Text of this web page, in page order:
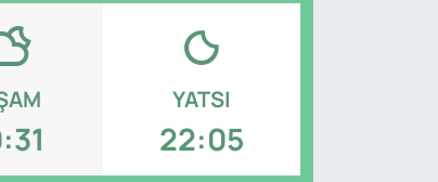
YATSI
22:05